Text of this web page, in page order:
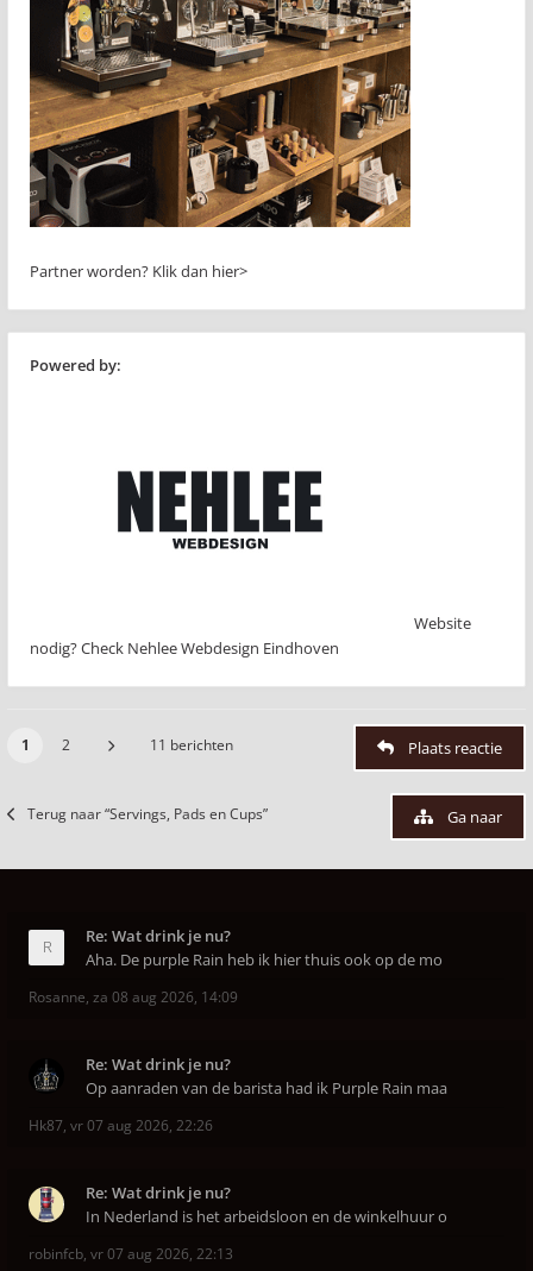
Partner worden? Klik dan hier>
Powered by:
Website
nodig? Check Nehlee Webdesign Eindhoven
1 2 11 berichten Plaats reactie
Terug naar “Servings, Pads en Cups” Ga naar
Re: Wat drink je nu?
Aha. De purple Rain heb ik hier thuis ook op de mo
Rosanne, za 08 aug 2026, 14:09
Re: Wat drink je nu?
Op aanraden van de barista had ik Purple Rain maa
Hk87, vr 07 aug 2026, 22:26
Re: Wat drink je nu?
In Nederland is het arbeidsloon en de winkelhuur o
robinfcb, vr 07 aug 2026, 22:13